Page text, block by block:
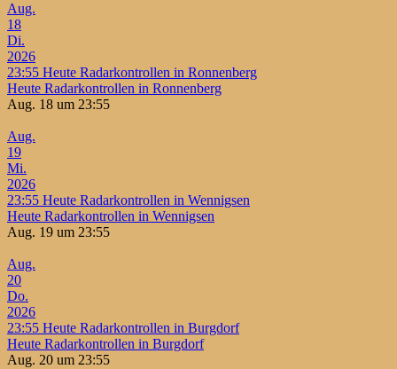
Aug.
18
Di.
2026
23:55 Heute Radarkontrollen in Ronnenberg
Heute Radarkontrollen in Ronnenberg
Aug. 18 um 23:55
Aug.
19
Mi.
2026
23:55 Heute Radarkontrollen in Wennigsen
Heute Radarkontrollen in Wennigsen
Aug. 19 um 23:55
Aug.
20
Do.
2026
23:55 Heute Radarkontrollen in Burgdorf
Heute Radarkontrollen in Burgdorf
Aug. 20 um 23:55